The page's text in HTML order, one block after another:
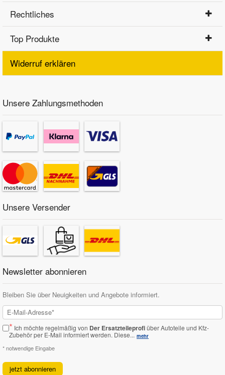
Rechtliches
Top Produkte
Widerruf erklären
Unsere Zahlungsmethoden
Unsere Versender
Newsletter abonnieren
Bleiben Sie über Neuigkeiten und Angebote informiert.
* Ich möchte regelmäßig von Der Ersatzteileprofiüber Autoteile und Kfz-
Zubehör per E-Mail informiert werden. Diese... mehr
* notwendige Eingabe
jetzt abonnieren